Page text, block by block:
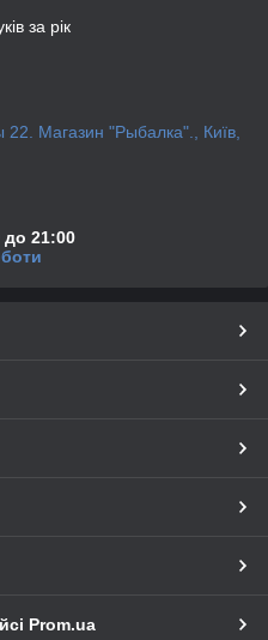
за рік
Магазин "Рыбалка"., Київ,
до 21:00
Prom.ua